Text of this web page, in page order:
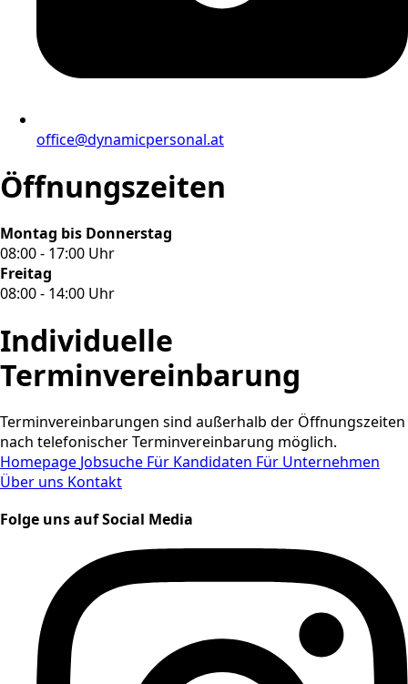
office@dynamicpersonal.at
Öffnungszeiten
Montag bis Donnerstag
08:00 - 17:00 Uhr
Freitag
08:00 - 14:00 Uhr
Individuelle
Terminvereinbarung
Terminvereinbarungen sind außerhalb der Öffnungszeiten
nach telefonischer Terminvereinbarung möglich.
Homepage Jobsuche Für Kandidaten Für Unternehmen
Über uns Kontakt
Folge uns auf Social Media